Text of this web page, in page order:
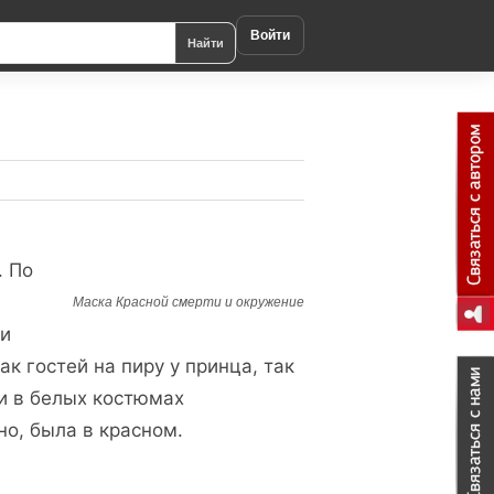
Найти Войти
Маска Красной смерти и окружение
По
гостей на пиру у принца, так
в белых костюмах
была в красном.